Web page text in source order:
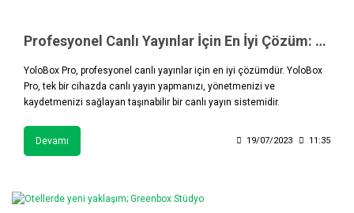
Profesyonel Canlı Yayınlar İçin En İyi Çözüm: YoloBox Pro
YoloBox Pro, profesyonel canlı yayınlar için en iyi çözümdür. YoloBox
Pro, tek bir cihazda canlı yayın yapmanızı, yönetmenizi ve
kaydetmenizi sağlayan taşınabilir bir canlı yayın sistemidir.
Devamı 19/07/2023 11:35